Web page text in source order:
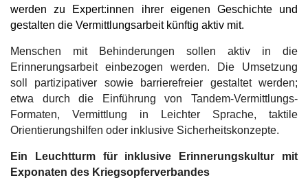
werden zu Expert:innen ihrer eigenen Geschichte und
gestalten die Vermittlungsarbeit künftig aktiv mit.
Menschen mit Behinderungen sollen aktiv in die
Erinnerungsarbeit einbezogen werden. Die Umsetzung
soll partizipativer sowie barrierefreier gestaltet werden;
etwa durch die Einführung von Tandem-Vermittlungs-
Formaten, Vermittlung in Leichter Sprache, taktile
Orientierungshilfen oder inklusive Sicherheitskonzepte.
Ein Leuchtturm für inklusive Erinnerungskultur mit
Exponaten des Kriegsopferverbandes